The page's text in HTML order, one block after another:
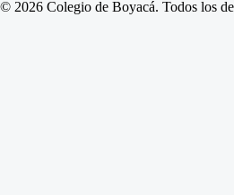
© 2026 Colegio de Boyacá. Todos los